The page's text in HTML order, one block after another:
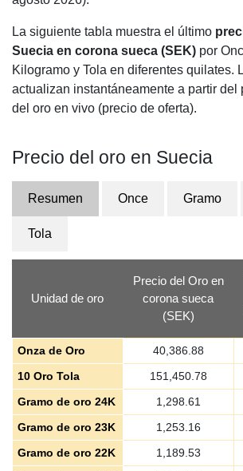
La siguiente tabla muestra el último
Suecia en corona sueca (SEK) por
Kilogramo y Tola en diferentes quilates.
actualizan instantáneamente a partir del
del oro en vivo (precio de oferta).
Precio del oro en Suecia
Resumen Once Gramo
Tola
Unidad de oro
Precio del Oro en
corona sueca
(SEK)
Onza de Oro 40,386.88
10 Oro Tola
151,450.78
Gramo de oro 24K
1,298.61
Gramo de oro 23K
1,253.16
Gramo de oro 22K
1,189.53